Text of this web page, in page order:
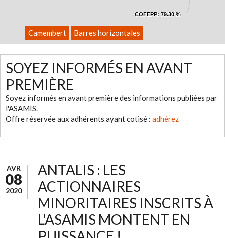
COFEPP: 79.30 %
COFEPP: 79.30 %
Camembert Barres horizontales
SOYEZ INFORMÉS EN AVANT
PREMIÈRE
Soyez informés en avant première des informations publiées par
l'ASAMIS.
Offre réservée aux adhérents ayant cotisé : adhérez
AVR
08
2020
ANTALIS : LES
ACTIONNAIRES
MINORITAIRES INSCRITS À
L'ASAMIS MONTENT EN